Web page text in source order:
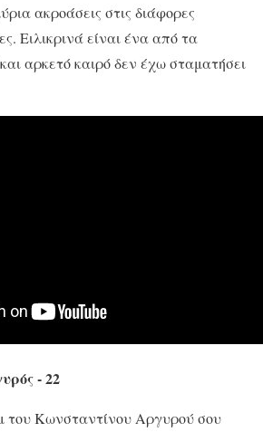
ακροάσεις στις διάφορες
Ειλικρινά είναι ένα από τα
αρκετό καιρό δεν έχω σταματήσει
- 22
του Κωνσταντίνου Αργυρού σου